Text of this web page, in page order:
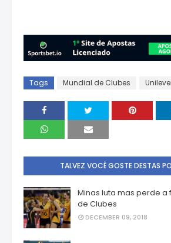
Tags Mundial de Clubes
TALVEZ VOCÊ GOSTE DESTAS
Minas luta mas perde a
de Clubes
DECEMBER 09, 2018